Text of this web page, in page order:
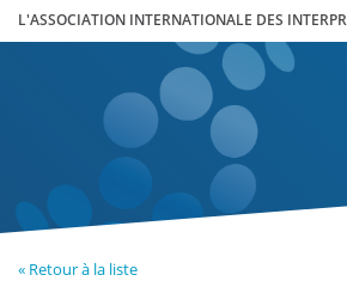
L'ASSOCIATION INTERNATIONALE DES
« Retour à la liste